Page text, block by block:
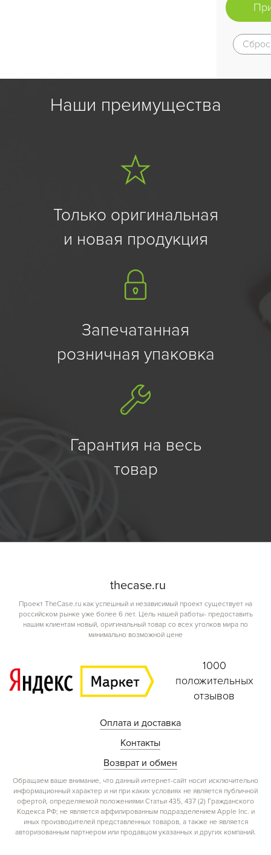
Наши преимущества
Только оригинальная
и новая продукция
Запечатанная
розничная упаковка
Гарантия на весь
товар
thecase.ru
Проект TheCase.ru как успешный и независимый проект существует на
российском рынке уже более 6 лет. Цель нашей работы- предоставить
нашим клиентам новый, оригинальный товар со всех уголков мира по
минимально возможной цене
1000
положительных
отзывов
Оплата и доставка
Контакты
Возврат и обмен
Обращаем ваше внимание, что данный интернет-сайт носит исключительно
информационный характер и ни при каких условиях не является публичной
офертой, определяемой положениями Статьи 435, 437 (2) Гражданского
Кодекса РФ; не является аффилированным подразделением Apple Inc. и
иных производителей представленных товаров, а также не является
авторизованным партнером или продавцом указанных и других компаний.